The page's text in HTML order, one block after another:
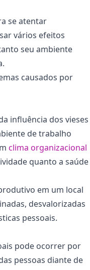
se atentar
vários efeitos
seu ambiente
causados por
influência dos vieses
de trabalho
clima organizacional
quanto a saúde
em um local
desvalorizadas
pessoais.
pode ocorrer por
pessoas diante de